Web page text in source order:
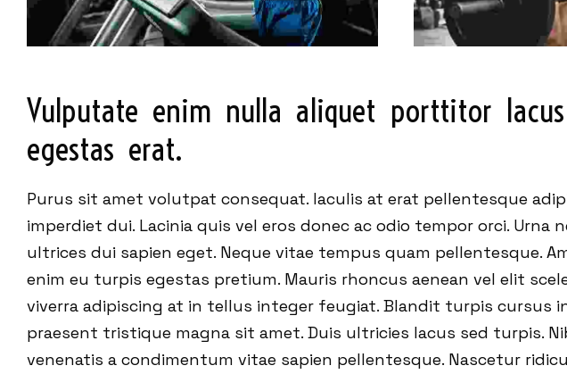
Vulputate  enim  nulla  aliquet  porttitor
egestas  erat.
Purus sit amet volutpat consequat. Iaculis at erat pellentesque
imperdiet dui. Lacinia quis vel eros donec ac odio tempor orci. Urna
ultrices dui sapien eget. Neque vitae tempus quam pellentesque.
enim eu turpis egestas pretium. Mauris rhoncus aenean vel elit
viverra adipiscing at in tellus integer feugiat. Blandit turpis cursus
praesent tristique magna sit amet. Duis ultricies lacus sed turpis.
venenatis a condimentum vitae sapien pellentesque. Nascetur